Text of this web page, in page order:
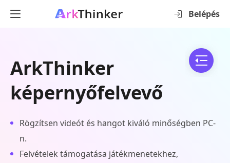
Belépés
ArkThinker
képernyőfelvevő
Rögzítsen videót és hangot kiváló minőségben PC-
n.
Felvételek támogatása játékmenetekhez,